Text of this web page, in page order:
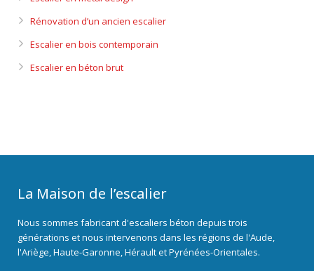
Rénovation d’un ancien escalier
Escalier en bois contemporain
Escalier en béton brut
La Maison de l’escalier
Nous sommes fabricant d'escaliers béton depuis trois
générations et nous intervenons dans les régions de l'Aude,
l'Ariège, Haute-Garonne, Hérault et Pyrénées-Orientales.